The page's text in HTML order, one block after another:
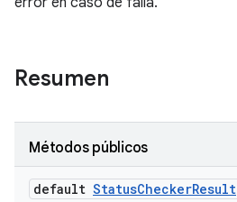
Resumen
Métodos públicos
default StatusCheckerResult